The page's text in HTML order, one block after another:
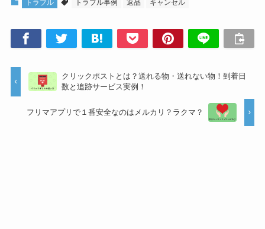
トラブル トラブル事例 返品 キャンセル
クリックポストとは？送れる物・送れない物！到着日
数と追跡サービス実例！
フリマアプリで１番安全なのはメルカリ？ラクマ？